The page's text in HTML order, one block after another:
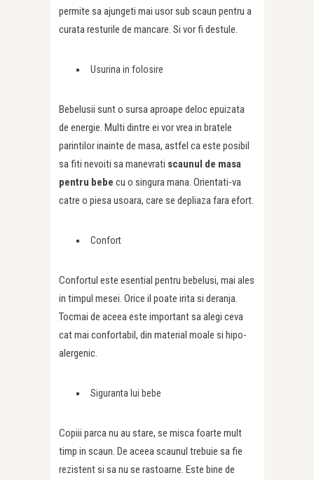
permite sa ajungeti mai usor sub scaun pentru a
curata resturile de mancare. Si vor fi destule.
Usurina in folosire
Bebelusii sunt o sursa aproape deloc epuizata
de energie. Multi dintre ei vor vrea in bratele
parintilor inainte de masa, astfel ca este posibil
sa fiti nevoiti sa manevrati scaunul de masa
pentru bebe cu o singura mana. Orientati-va
catre o piesa usoara, care se depliaza fara efort.
Confort
Confortul este esential pentru bebelusi, mai ales
in timpul mesei. Orice il poate irita si deranja.
Tocmai de aceea este important sa alegi ceva
cat mai confortabil, din material moale si hipo-
alergenic.
Siguranta lui bebe
Copiii parca nu au stare, se misca foarte mult
timp in scaun. De aceea scaunul trebuie sa fie
rezistent si sa nu se rastoarne. Este bine de